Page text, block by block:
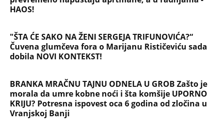
HAOS!
"ŠTA ĆE SAKO NA ŽENI SERGEJA TRIFUNOVIĆA?“
Čuvena glumčeva fora o Marijanu Rističeviću sada
dobila NOVI KONTEKST!
BRANKA MRAČNU TAJNU ODNELA U GROB Zašto je
morala da umre kobne noći i šta komšije UPORNO
KRIJU? Potresna ispovest oca 6 godina od zločina u
Vranjskoj Banji